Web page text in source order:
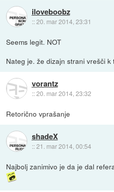
iloveboobz
::20. mar 2014, 23:31
Seems legit. NOT
Nateg je. že dizajn strani vrešči k
vorantz
::20. mar 2014, 23:32
Retorično vprašanje
shadeX
::21. mar 2014, 00:54
Najbolj zanimivo je da je dal